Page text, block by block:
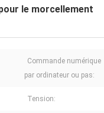
le morcellement
Commande numérique
par ordinateur ou pas:
Tension: